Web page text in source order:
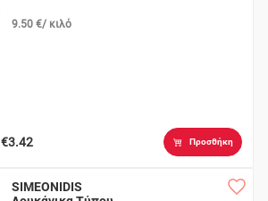
9.50 €/ κιλό
€3.42 Προσθήκη
SIMEONIDIS